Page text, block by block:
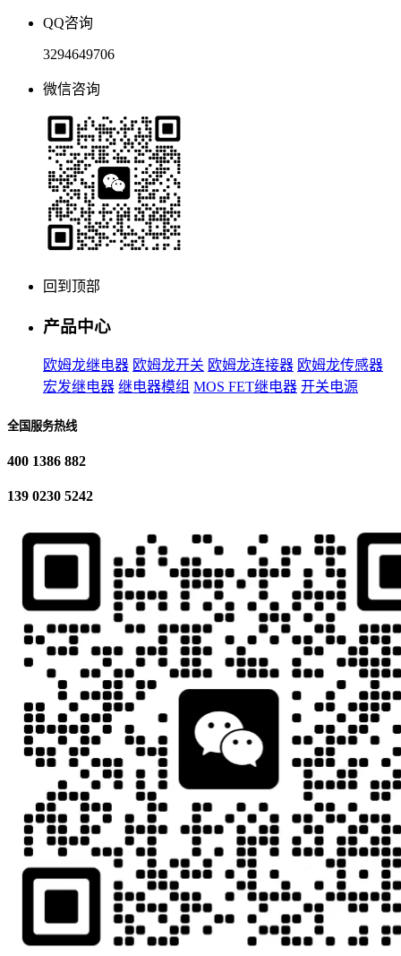
QQ咨询
3294649706
微信咨询
回到顶部
产品中心
欧姆龙继电器 欧姆龙开关 欧姆龙连接器 欧姆龙传感器
宏发继电器 继电器模组 MOS FET继电器 开关电源
全国服务热线
400 1386 882
139 0230 5242